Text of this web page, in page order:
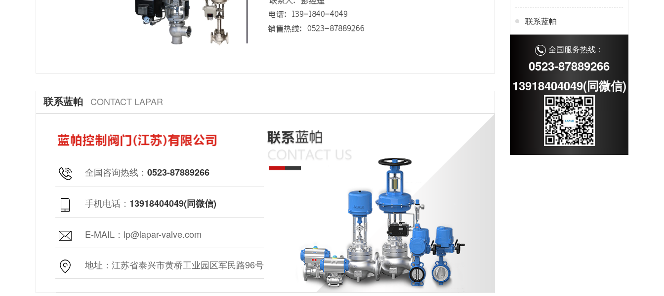
联系蓝帕 CONTACT LAPAR
全国咨询热线： 0523-87889266
手机电话： 13918404049(同微信)
E-MAIL：lp@lapar-valve.com
地址：江苏省泰兴市黄桥工业园区军民路96号
联系蓝帕
全国服务热线：
0523-87889266
13918404049(同微信)